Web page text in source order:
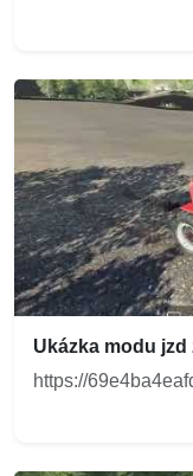
Ukázka modu jzd
https://